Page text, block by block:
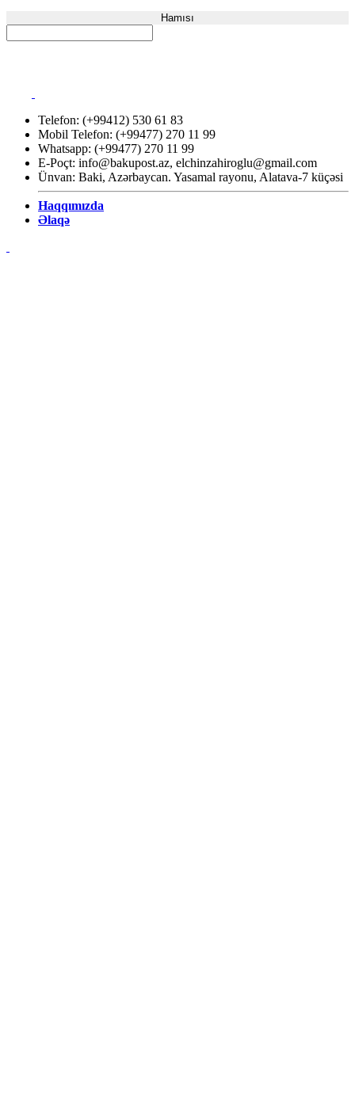
Hamısı
Telefon: (+99412) 530 61 83
Mobil Telefon: (+99477) 270 11 99
Whatsapp: (+99477) 270 11 99
E-Poçt: info@bakupost.az, elchinzahiroglu@gmail.com
Ünvan: Baki, Azərbaycan. Yasamal rayonu, Alatava-7 küçəsi
Haqqımızda
Əlaqə